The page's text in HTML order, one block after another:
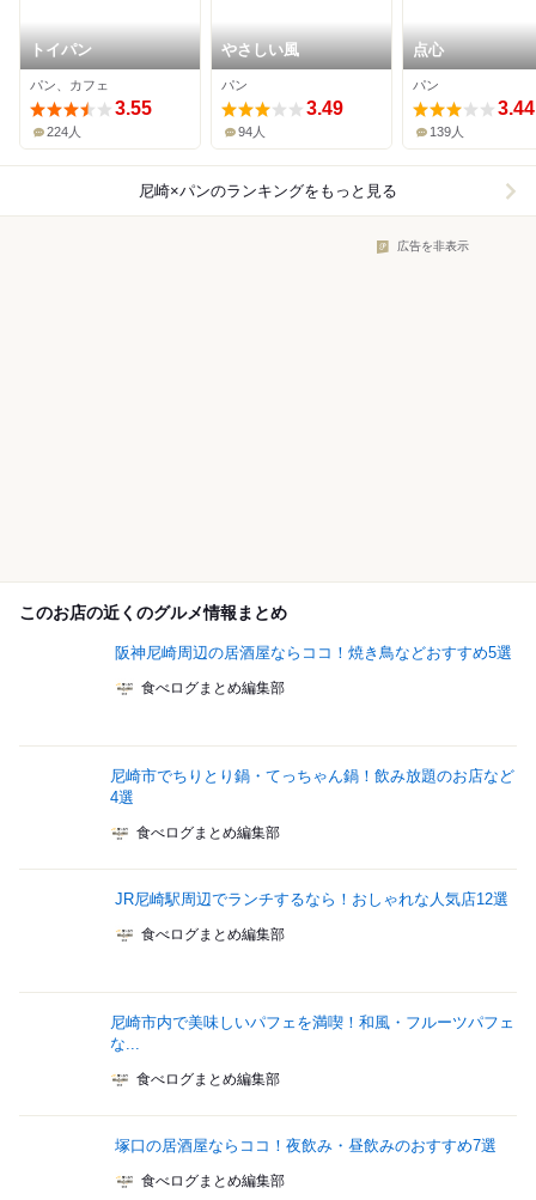
トイパン
パン、カフェ
3.55
224人
やさしい風
パン
3.49
94人
点心
パン
3.44
139人
尼崎×パンのランキングをもっと見る
広告を非表示
このお店の近くのグルメ情報まとめ
阪神尼崎周辺の居酒屋ならココ！焼き鳥などおすすめ5選
食べログまとめ編集部
尼崎市でちりとり鍋・てっちゃん鍋！飲み放題のお店など
4選
食べログまとめ編集部
JR尼崎駅周辺でランチするなら！おしゃれな人気店12選
食べログまとめ編集部
尼崎市内で美味しいパフェを満喫！和風・フルーツパフェ
な...
食べログまとめ編集部
塚口の居酒屋ならココ！夜飲み・昼飲みのおすすめ7選
食べログまとめ編集部